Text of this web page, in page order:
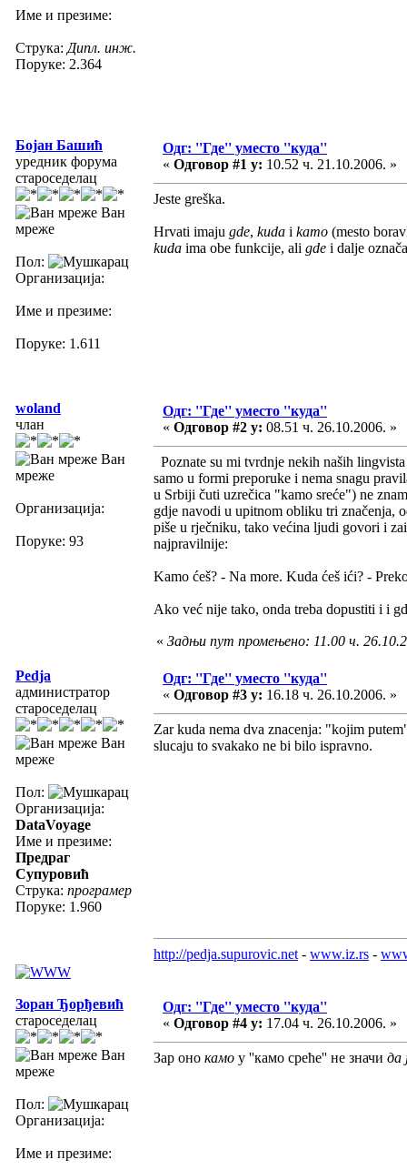
Име и презиме:
Струка: Дипл. инж.
Поруке: 2.364
Бојан Башић
уредник форума
староседелац
Ван
мреже
Пол:
Организација:
Име и презиме:
Поруке: 1.611
Одг: ''Где'' уместо ''куда''
« Одговор #1 у: 10.52 ч. 21.10.2006. »
Jeste greška.
Hrvati imaju gde, kuda i kamo (mesto
kuda ima obe funkcije, ali gde i dalje
woland
члан
Ван
мреже
Организација:
Поруке: 93
Одг: ''Где'' уместо ''куда''
« Одговор #2 у: 08.51 ч. 26.10.2006. »
Poznate su mi tvrdnje nekih naših
samo u formi preporuke i nema snagu
u Srbiji čuti uzrečica "kamo sreće") ne
gdje navodi u upitnom obliku tri značenja,
piše u rječniku, tako većina ljudi govori i
najpravilnije:
Kamo ćeš? - Na more. Kuda ćeš ići? -
Ako već nije tako, onda treba dopustiti i i
« Задњи пут промењено: 11.00 ч.
Pedja
администратор
староседелац
Ван
мреже
Пол:
Организација:
DataVoyage
Име и презиме:
Предраг
Супуровић
Струка: програмер
Поруке: 1.960
Одг: ''Где'' уместо ''куда''
« Одговор #3 у: 16.18 ч. 26.10.2006. »
Zar kuda nema dva znacenja: "kojim
slucaju to svakako ne bi bilo ispravno.
http://pedja.supurovic.net - www.iz.rs -
Зоран Ђорђевић
староседелац
Ван
мреже
Пол:
Организација:
Име и презиме:
Одг: ''Где'' уместо ''куда''
« Одговор #4 у: 17.04 ч. 26.10.2006. »
Зар оно камо у ''камо среће'' не значи да